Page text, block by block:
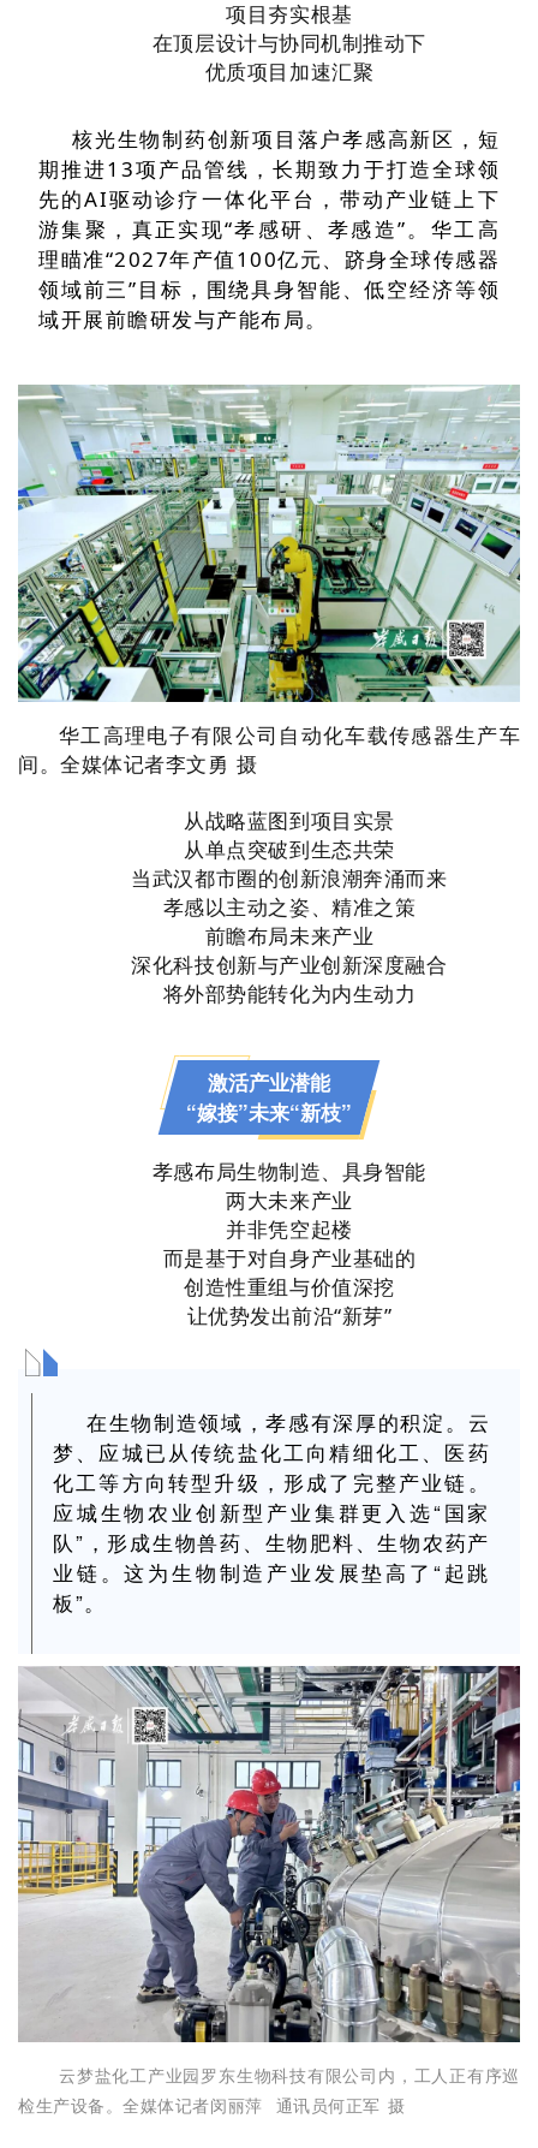
项目夯实根基
在顶层设计与协同机制推动下
优质项目加速汇聚
核光生物制药创新项目落户孝感高新区，短
期推进13项产品管线，长期致力于打造全球领
先的AI驱动诊疗一体化平台，带动产业链上下
游集聚，真正实现“孝感研、孝感造”。华工高
理瞄准“2027年产值100亿元、跻身全球传感器
领域前三”目标，围绕具身智能、低空经济等领
域开展前瞻研发与产能布局。
华工高理电子有限公司自动化车载传感器生产车
间。全媒体记者李文勇 摄
从战略蓝图到项目实景
从单点突破到生态共荣
当武汉都市圈的创新浪潮奔涌而来
孝感以主动之姿、精准之策
前瞻布局未来产业
深化科技创新与产业创新深度融合
将外部势能转化为内生动力
激活产业潜能
“嫁接”未来“新枝”
孝感布局生物制造、具身智能
两大未来产业
并非凭空起楼
而是基于对自身产业基础的
创造性重组与价值深挖
让优势发出前沿“新芽”
在生物制造领域，孝感有深厚的积淀。云
梦、应城已从传统盐化工向精细化工、医药
化工等方向转型升级，形成了完整产业链。
应城生物农业创新型产业集群更入选“国家
队”，形成生物兽药、生物肥料、生物农药产
业链。这为生物制造产业发展垫高了“起跳
板”。
云梦盐化工产业园罗东生物科技有限公司内，工人正有序巡
检生产设备。全媒体记者闵丽萍 通讯员何正军 摄